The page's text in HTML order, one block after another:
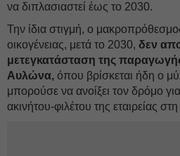
να διπλασιαστεί έως το 2030.
Την ίδια στιγμή, ο
οικογένειας, μετά το 2030, δεν
μετεγκατάσταση της
Αυλώνα, όπου βρίσκεται ήδη ο
μπορούσε να ανοίξει τον δρόμο
ακινήτου-φιλέτου της εταιρείας